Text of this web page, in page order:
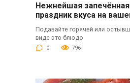
Нежнейшая запечённая
праздник вкуса на
Подавайте горячей или
виде это блюдо
0 796